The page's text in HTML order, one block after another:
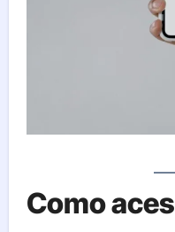
Como